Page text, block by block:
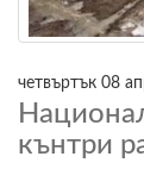
четвъртък 08
кънтри